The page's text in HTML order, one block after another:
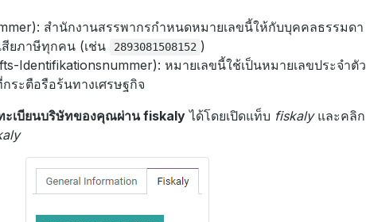
สำนักงานสรรพากรกำหนดหมายเลขนี้ให้กับบุคคลธรรมดา
ยภาษีทุกคน (เช่น
2893081508152 )
Identifikationsnummer): หมายเลขนี้ใช้เป็นหมายเลขประจำตัว
ระตือรือร้นทางเศรษฐกิจ
ะเบียนบริษัทของคุณผ่าน fiskaly ได้โดยเปิดแท็บ fiskalyและคลิก